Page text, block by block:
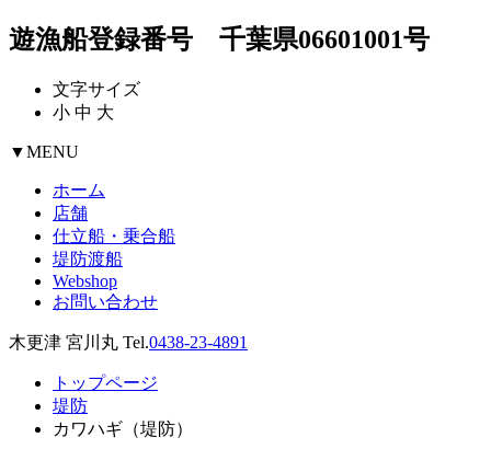
遊漁船登録番号 千葉県06601001号
文字サイズ
小 中 大
▼MENU
ホーム
店舗
仕立船・乗合船
堤防渡船
Webshop
お問い合わせ
木更津 宮川丸 Tel.0438-23-4891
トップページ
堤防
カワハギ（堤防）